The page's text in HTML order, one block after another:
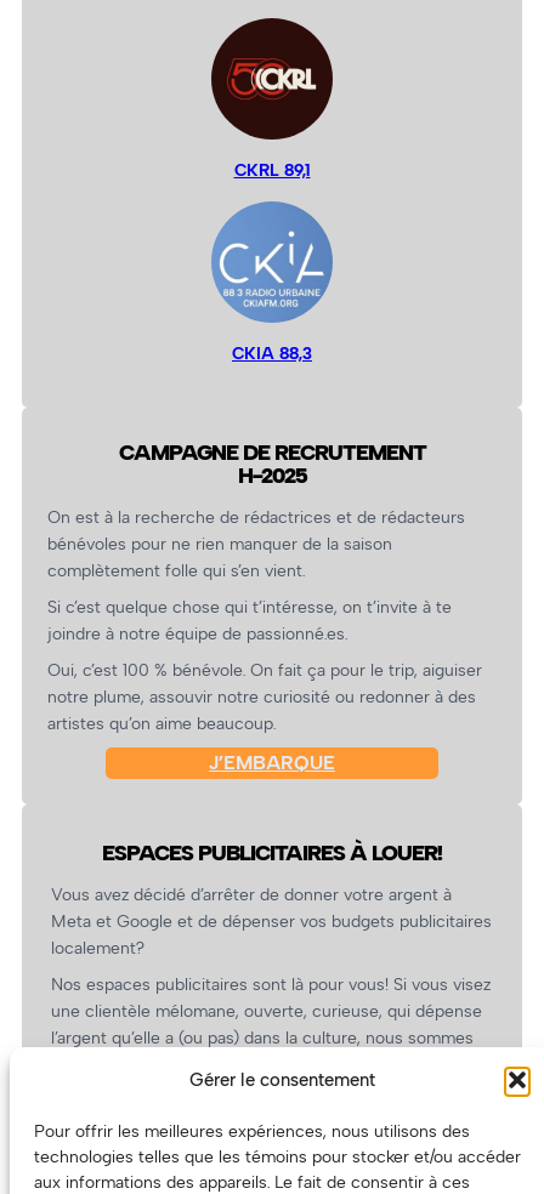
Gérer le consentement
Pour offrir les meilleures expériences, nous utilisons des
technologies telles que les témoins pour stocker et/ou accéder
aux informations des appareils. Le fait de consentir à ces
CKRL 89,1
CKIA 88,3
CAMPAGNE DE RECRUTEMENT
H-2025
On est à la recherche de rédactrices et de rédacteurs
bénévoles pour ne rien manquer de la saison
complètement folle qui s’en vient.
Si c’est quelque chose qui t’intéresse, on t’invite à te
joindre à notre équipe de passionné.es.
Oui, c’est 100 % bénévole. On fait ça pour le trip, aiguiser
notre plume, assouvir notre curiosité ou redonner à des
artistes qu’on aime beaucoup.
J’EMBARQUE
ESPACES PUBLICITAIRES À LOUER!
Vous avez décidé d’arrêter de donner votre argent à
Meta et Google et de dépenser vos budgets publicitaires
localement?
Nos espaces publicitaires sont là pour vous! Si vous visez
une clientèle mélomane, ouverte, curieuse, qui dépense
l’argent qu’elle a (ou pas) dans la culture, nous sommes
revient.
(Oui, on va avoir des tarifs spéciaux pour vous, les